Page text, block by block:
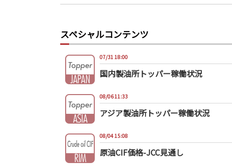
スペシャルコンテンツ
07/31 18:00
国内製油所トッパー稼働状況
08/06 11:33
アジア製油所トッパー稼働状況
08/04 15:08
原油CIF価格-JCC見通し